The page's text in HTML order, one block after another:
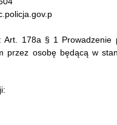
Art. 178a § 1 Prowadzenie
przez osobę będącą w